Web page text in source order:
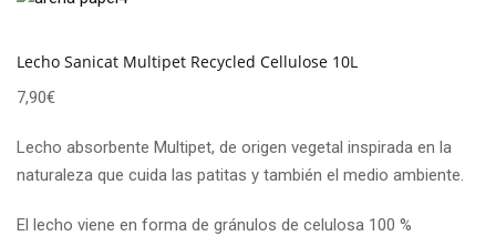
Lecho Sanicat Multipet Recycled Cellulose 10L
7,90€
Lecho absorbente Multipet, de origen vegetal inspirada en la
naturaleza que cuida las patitas y también el medio ambiente.
El lecho viene en forma de gránulos de celulosa 100 %